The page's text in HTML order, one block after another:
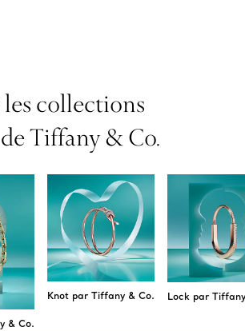
collections
Tiffany & Co.
& Co.
Knot par Tiffany & Co. Lock par